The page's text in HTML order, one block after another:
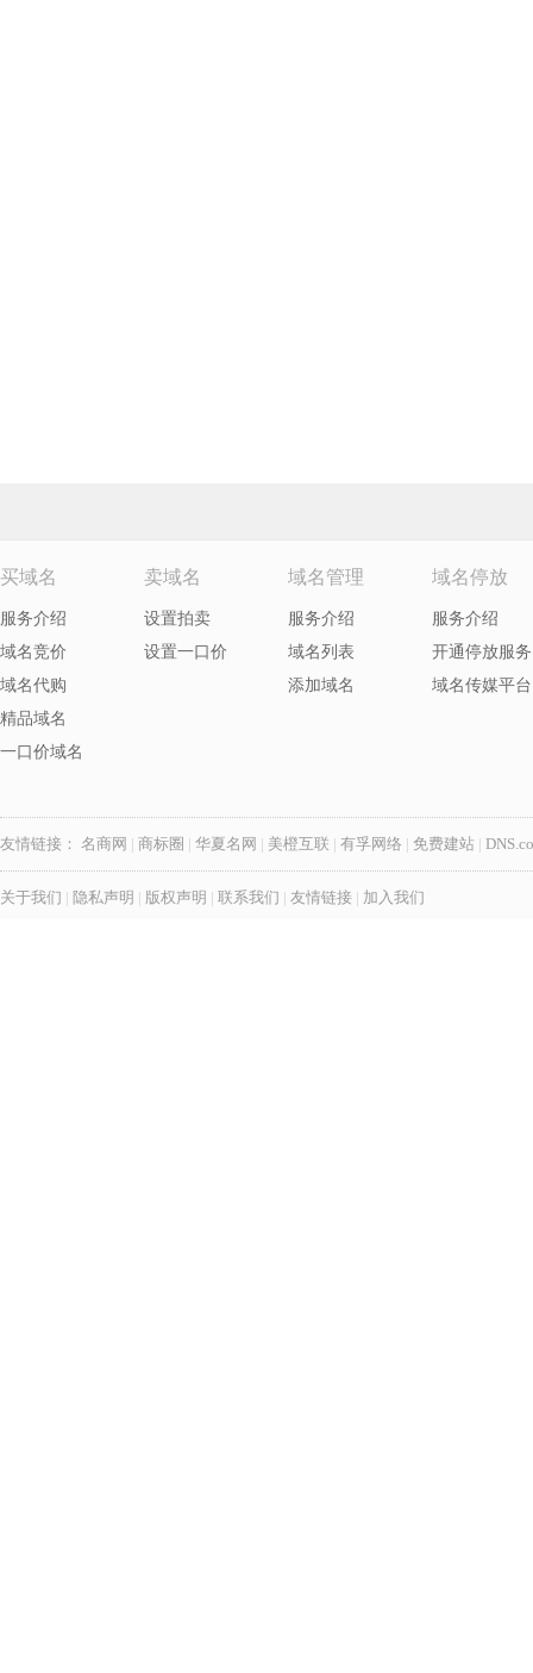
买域名
服务介绍
域名竞价
域名代购
精品域名
一口价域名
卖域名
设置拍卖
设置一口价
域名管理
服务介绍
域名列表
添加域名
域名停放
服务介绍
开通停放服务
域名传媒平台
友情链接： 名商网 | 商标圈 | 华夏名网 | 美橙互联 | 有孚网络 | 免费建站 |
关于我们 | 隐私声明 | 版权声明 | 联系我们 | 友情链接 | 加入我们